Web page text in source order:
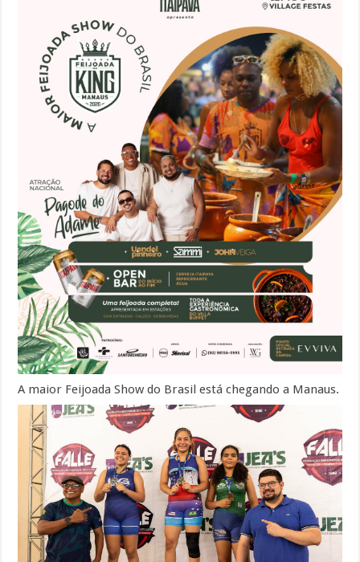
A maior Feijoada Show do Brasil está chegando a Manaus.